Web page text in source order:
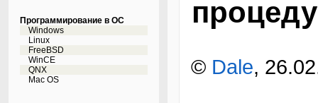
Программирование в ОС
Windows
Linux
FreeBSD
WinCE
QNX
Mac OS
© Dale,